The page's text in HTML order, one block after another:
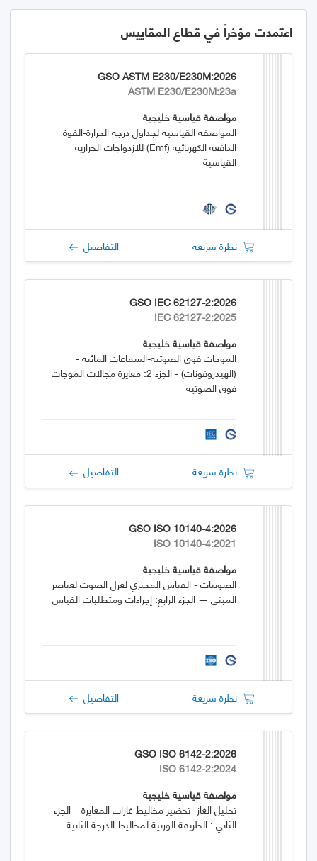
اعتمدت مؤخراً في قطاع المقاييس
GSO ASTM E230/E230M:2026
ASTM E230/E230M:23a
مواصفة قياسية خليجية
المواصفة القياسية لجداول درجة الحرارة-القوة
الدافعة الكهربائية (emf) للازدواجات الحرارية
القياسية
نظرة سريعة التفاصيل
GSO IEC 62127-2:2026
IEC 62127-2:2025
مواصفة قياسية خليجية
الموجات فوق الصوتية-السماعات المائية -
(الهيدروفونات) - الجزء 2: معايرة مجالات الموجات
فوق الصوتية
نظرة سريعة التفاصيل
GSO ISO 10140-4:2026
ISO 10140-4:2021
مواصفة قياسية خليجية
الصوتيات - القياس المخبري لعزل الصوت لعناصر
المبنى — الجزء الرابع: إجراءات ومتطلبات القياس
نظرة سريعة التفاصيل
GSO ISO 6142-2:2026
ISO 6142-2:2024
مواصفة قياسية خليجية
تحليل الغاز- تحضير مخاليط غازات المعايرة – الجزء
الثاني : الطريقة الوزنية لمخاليط الدرجة الثانية